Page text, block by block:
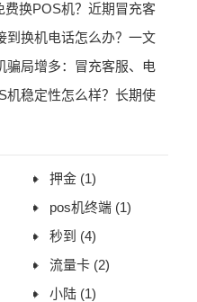
事
费换POS机？近期冒充客
到换机电话怎么办？一文
骗局增多：冒充客服、电
阱都要警惕
机稳定性怎么样？长期使
押金 (1)
pos机终端 (1)
秒到 (4)
流量卡 (2)
小陆 (1)